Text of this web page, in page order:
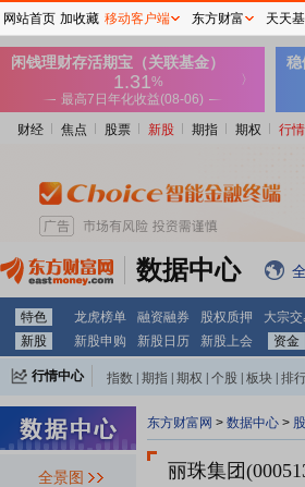
财经 焦点 股票 新股 期指 期权 行情
数据中心
特色 龙虎榜单 融资融券 股权质押 大宗交
新股
新股申购 新股日历 新股上会 资金
行情中心 指数 期指 期权 个股 板块 排
全景图
东方财富网 > 数据中心 >
丽珠集团
网站首页 加收藏 移动客户端 东方财富 天天